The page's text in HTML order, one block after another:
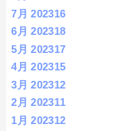
7月 202316
6月 202318
5月 202317
4月 202315
3月 202312
2月 202311
1月 202312